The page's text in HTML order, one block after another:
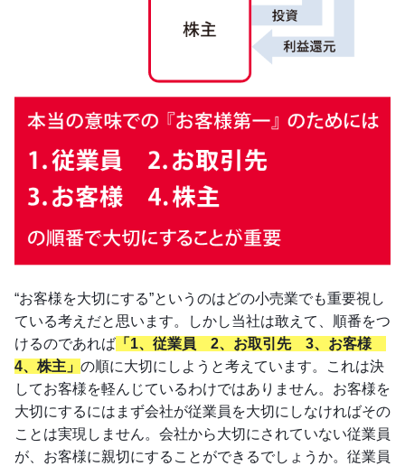
“お客様を大切にする”というのはどの小売業でも重要視し
ている考えだと思います。しかし当社は敢えて、順番をつ
けるのであれば 「1、従業員 2、お取引先 3、お客様
4、株主」 の順に大切にしようと考えています。これは決
してお客様を軽んじているわけではありません。お客様を
大切にするにはまず会社が従業員を大切にしなければその
ことは実現しません。会社から大切にされていない従業員
が、お客様に親切にすることができるでしょうか。従業員